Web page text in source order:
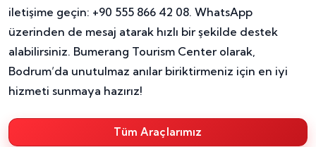
iletişime geçin: +90 555 866 42 08. WhatsApp
üzerinden de mesaj atarak hızlı bir şekilde destek
alabilirsiniz. Bumerang Tourism Center olarak,
Bodrum’da unutulmaz anılar biriktirmeniz için en iyi
hizmeti sunmaya hazırız!
Tüm Araçlarımız